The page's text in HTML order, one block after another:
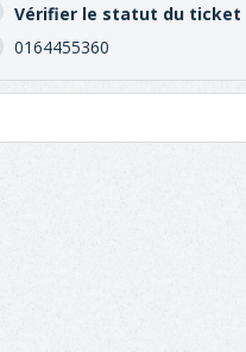
Vérifier le statut du ticket
0164455360